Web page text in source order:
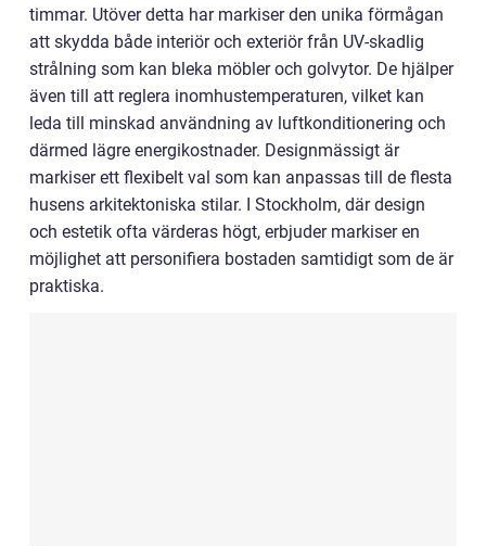
timmar. Utöver detta har markiser den unika förmågan
att skydda både interiör och exteriör från UV-skadlig
strålning som kan bleka möbler och golvytor. De hjälper
även till att reglera inomhustemperaturen, vilket kan
leda till minskad användning av luftkonditionering och
därmed lägre energikostnader. Designmässigt är
markiser ett flexibelt val som kan anpassas till de flesta
husens arkitektoniska stilar. I Stockholm, där design
och estetik ofta värderas högt, erbjuder markiser en
möjlighet att personifiera bostaden samtidigt som de är
praktiska.